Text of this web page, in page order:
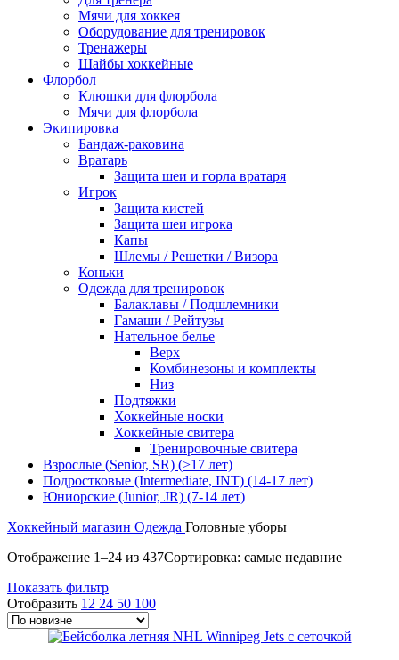
Мячи для хоккея
Оборудование для тренировок
Тренажеры
Шайбы хоккейные
Флорбол
Клюшки для флорбола
Мячи для флорбола
Экипировка
Бандаж-раковина
Вратарь
Защита шеи и горла вратаря
Игрок
Защита кистей
Защита шеи игрока
Капы
Шлемы / Решетки / Визора
Коньки
Одежда для тренировок
Балаклавы / Подшлемники
Гамаши / Рейтузы
Нательное белье
Верх
Комбинезоны и комплекты
Низ
Подтяжки
Хоккейные носки
Хоккейные свитера
Тренировочные свитера
Взрослые (Senior, SR) (>17 лет)
Подростковые (Intermediate, INT) (14-17 лет)
Юниорские (Junior, JR) (7-14 лет)
Хоккейный магазин Одежда Головные уборы
Отображение 1–24 из 437Сортировка: самые недавние
Показать фильтр
Отобразить 12 24 50 100